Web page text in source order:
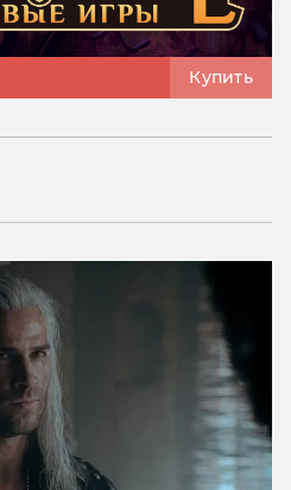
Купить